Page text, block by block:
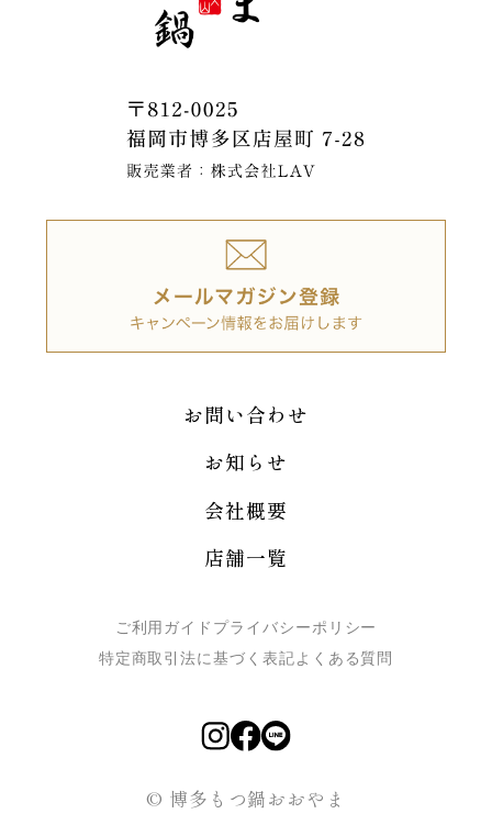
お問い合わせ
お知らせ
会社概要
店舗一覧
ご利用ガイド プライバシーポリシー
特定商取引法に基づく表記よくある質問
© 博多もつ鍋おおやま